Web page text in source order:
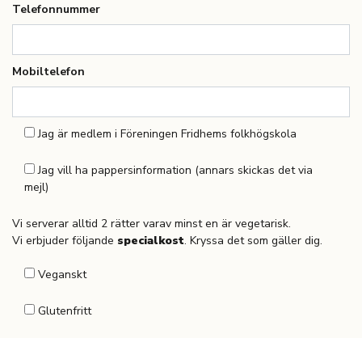
Telefonnummer
Mobiltelefon
Jag är medlem i Föreningen Fridhems folkhögskola
Jag vill ha pappersinformation (annars skickas det via
mejl)
Vi serverar alltid 2 rätter varav minst en är vegetarisk.
Vi erbjuder följande specialkost. Kryssa det som gäller dig.
Veganskt
Glutenfritt